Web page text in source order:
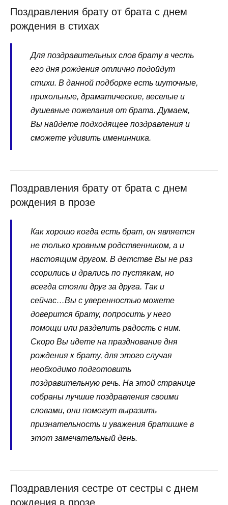
Поздравления брату от брата с днем
рождения в стихах
Для поздравительных слов брату в честь
его дня рождения отлично подойдут
стихи. В данной подборке есть шуточные,
прикольные, драматические, веселые и
душевные пожелания от брата. Думаем,
Вы найдете подходящее поздравления и
сможете удивить именинника.
Поздравления брату от брата с днем
рождения в прозе
Как хорошо когда есть брат, он является
не только кровным родственником, а и
настоящим другом. В детстве Вы не раз
ссорились и дрались по пустякам, но
всегда стояли друг за друга. Так и
сейчас…Вы с уверенностью можете
доверится брату, попросить у него
помощи или разделить радость с ним.
Скоро Вы идете на празднование дня
рождения к брату, для этого случая
необходимо подготовить
поздравительную речь. На этой странице
собраны лучшие поздравления своими
словами, они помогут выразить
признательность и уважения братишке в
этот замечательный день.
Поздравления сестре от сестры с днем
рождения в прозе